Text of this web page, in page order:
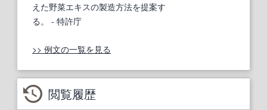
えた野菜エキスの製造方法を提案す
る。
- 特許庁
>> 例文の一覧を見る
閲覧履歴